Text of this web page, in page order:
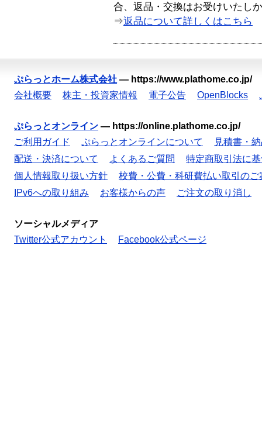
合、返品・交換はお受けいたし
⇒返品について詳しくはこちら
ぷらっとホーム株式会社 — https://www.plathome.co.jp/
会社概要
株主・投資家情報 電子公告 OpenBlocks
ぷらっとオンライン — https://online.plathome.co.jp/
ご利用ガイド
ぷらっとオンラインについて
見積書・
配送・決済について
よくあるご質問
特定商取引法に
個人情報取り扱い方針
校費・公費・科研費払い取引のご
IPv6への取り組み
お客様からの声 ご注文の取り消し
ソーシャルメディア
Twitter公式アカウント
Facebook公式ページ